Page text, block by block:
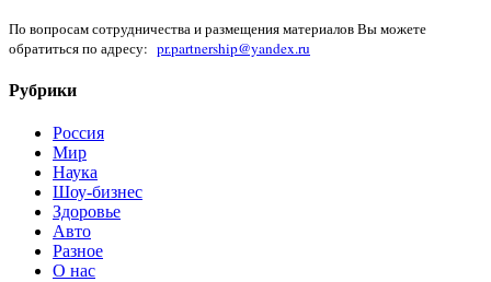
По вопросам сотрудничества и размещения материалов Вы можете
обратиться по адресу: pr.partnership@yandex.ru
Рубрики
Россия
Мир
Наука
Шоу-бизнес
Здоровье
Авто
Разное
О нас